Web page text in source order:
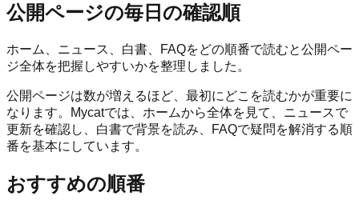
公開ページの毎日の確認順
ホーム、ニュース、白書、FAQをどの順番で読むと公開ペー
ジ全体を把握しやすいかを整理しました。
公開ページは数が増えるほど、最初にどこを読むかが重要に
なります。Mycatでは、ホームから全体を見て、ニュースで
更新を確認し、白書で背景を読み、FAQで疑問を解消する順
番を基本にしています。
おすすめの順番